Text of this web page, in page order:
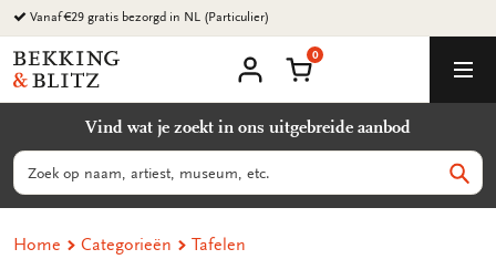
Ga
naar
content
Vanaf €29 gratis bezorgd in NL (Particulier)
Bekking
&
B.V.
account
Winkelmand
0
Vind wat je zoekt in ons uitgebreide aanbod
Zoeken
Home Categorieën Tafelen